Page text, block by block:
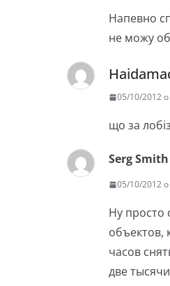
Напевно
не можу
05/10/2012
що за
Serg Smith
05/10/2012 о
Ну просто
объектов,
часов
две